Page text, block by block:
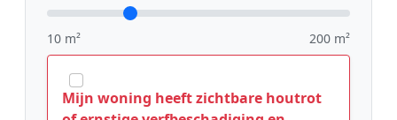
10 m² 200 m²
Mijn woning heeft zichtbare houtrot